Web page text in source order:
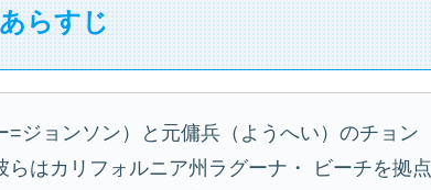
らすじ
ジョンソン）と元傭兵（ようへい）のチョン
らはカリフォルニア州ラグーナ・ ビーチを拠点